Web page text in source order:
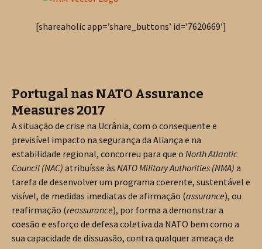
[shareaholic app=’share_buttons’ id=’7620669′]
Portugal nas NATO Assurance
Measures 2017
A situação de crise na Ucrânia, com o consequente e
previsível impacto na segurança da Aliança e na
estabilidade regional, concorreu para que o North Atlantic
Council (NAC) atribuísse às NATO Military Authorities (NMA) a
tarefa de desenvolver um programa coerente, sustentável e
visível, de medidas imediatas de afirmação (assurance), ou
reafirmação (reassurance), por forma a demonstrar a
coesão e esforço de defesa coletiva da NATO bem como a
sua capacidade de dissuasão, contra qualquer ameaça de